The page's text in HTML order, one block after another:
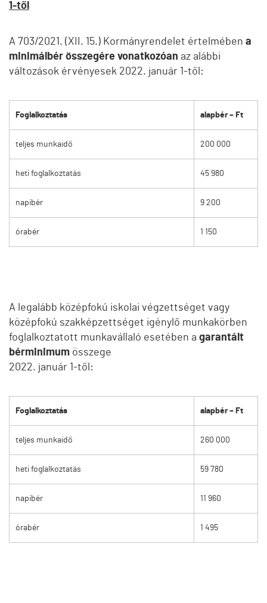
1-től
A 703/2021. (XII. 15.) Kormányrendelet értelmében a
minimálbér összegére vonatkozóan az alábbi
változások érvényesek 2022. január 1-től:
Foglalkoztatás alapbér – Ft
teljes munkaidő 200 000
heti foglalkoztatás 45 980
napibér 9 200
órabér 1 150
A legalább középfokú iskolai végzettséget vagy
középfokú szakképzettséget igénylő munkakörben
foglalkoztatott munkavállaló esetében a garantált
bérminimum összege
2022. január 1-től:
Foglalkoztatás alapbér – Ft
teljes munkaidő 260 000
heti foglalkoztatás 59 780
napibér 11 960
órabér 1 495